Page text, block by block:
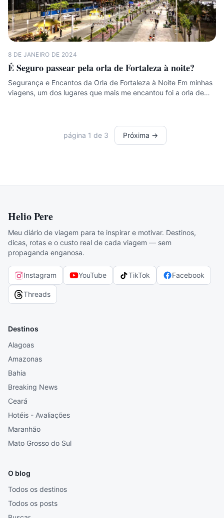
8 DE JANEIRO DE 2024
É Seguro passear pela orla de Fortaleza à noite?
Segurança e Encantos da Orla de Fortaleza à Noite Em minhas
viagens, um dos lugares que mais me encantou foi a orla de…
página 1 de 3 Próxima →
Helio Pere
Meu diário de viagem para te inspirar e motivar. Destinos,
dicas, rotas e o custo real de cada viagem — sem
propaganda enganosa.
Instagram YouTube TikTok Facebook
Threads
Destinos
Alagoas
Amazonas
Bahia
Breaking News
Ceará
Hotéis - Avaliações
Maranhão
Mato Grosso do Sul
O blog
Todos os destinos
Todos os posts